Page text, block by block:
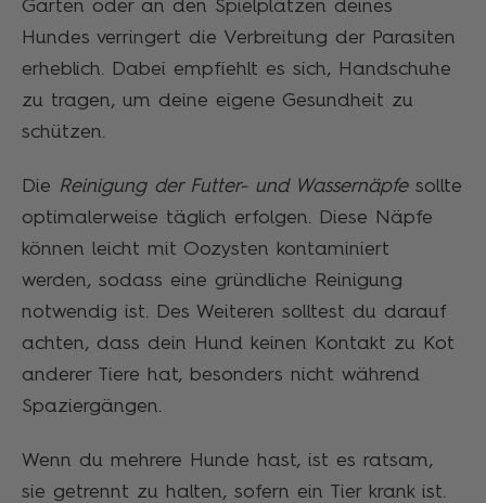
Garten oder an den Spielplätzen deines
Hundes verringert die Verbreitung der Parasiten
erheblich. Dabei empfiehlt es sich, Handschuhe
zu tragen, um deine eigene Gesundheit zu
schützen.
Die Reinigung der Futter- und Wassernäpfesollte
optimalerweise täglich erfolgen. Diese Näpfe
können leicht mit Oozysten kontaminiert
werden, sodass eine gründliche Reinigung
notwendig ist. Des Weiteren solltest du darauf
achten, dass dein Hund keinen Kontakt zu Kot
anderer Tiere hat, besonders nicht während
Spaziergängen.
Wenn du mehrere Hunde hast, ist es ratsam,
sie getrennt zu halten, sofern ein Tier krank ist.